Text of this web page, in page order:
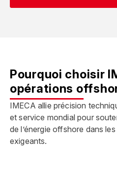
Pourquoi choisir
opérations
IMECA allie précision
et service mondial pour
de l’énergie offshore dans
exigeants.